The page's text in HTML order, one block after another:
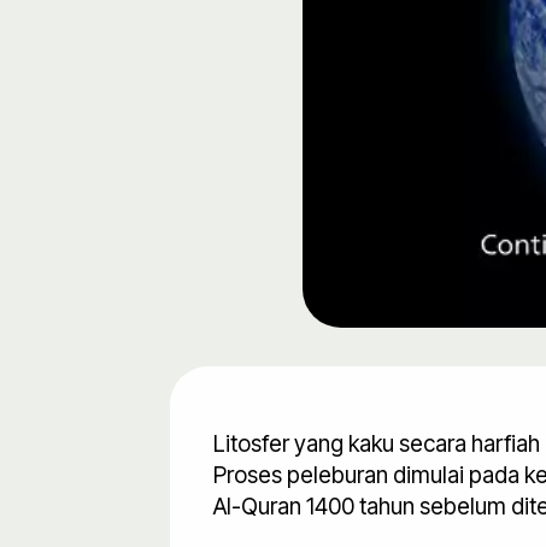
Litosfer yang kaku secara
Proses peleburan dimulai pada
Al-Quran 1400 tahun sebelum